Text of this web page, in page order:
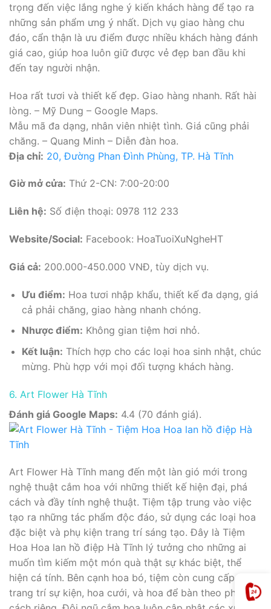
trọng đến việc lắng nghe ý kiến khách hàng để tạo ra
những sản phẩm ưng ý nhất. Dịch vụ giao hàng chu
đáo, cẩn thận là ưu điểm được nhiều khách hàng đánh
giá cao, giúp hoa luôn giữ được vẻ đẹp ban đầu khi
đến tay người nhận.
Hoa rất tươi và thiết kế đẹp. Giao hàng nhanh. Rất hài
lòng. – Mỹ Dung – Google Maps.
Mẫu mã đa dạng, nhân viên nhiệt tình. Giá cũng phải
chăng. – Quang Minh – Diễn đàn hoa.
Địa chỉ: 20, Đường Phan Đình Phùng, TP. Hà Tĩnh
Giờ mở cửa: Thứ 2-CN: 7:00-20:00
Liên hệ: Số điện thoại: 0978 112 233
Website/Social: Facebook: HoaTuoiXuNgheHT
Giá cả: 200.000-450.000 VNĐ, tùy dịch vụ.
Ưu điểm: Hoa tươi nhập khẩu, thiết kế đa dạng, giá
cả phải chăng, giao hàng nhanh chóng.
Nhược điểm: Không gian tiệm hơi nhỏ.
Kết luận: Thích hợp cho các loại hoa sinh nhật, chúc
mừng. Phù hợp với mọi đối tượng khách hàng.
6. Art Flower Hà Tĩnh
Đánh giá Google Maps: 4.4 (70 đánh giá).
Art Flower Hà Tĩnh mang đến một làn gió mới trong
nghệ thuật cắm hoa với những thiết kế hiện đại, phá
cách và đầy tính nghệ thuật. Tiệm tập trung vào việc
tạo ra những tác phẩm độc đáo, sử dụng các loại hoa
đặc biệt và phụ kiện trang trí sáng tạo. Đây là Tiệm
Hoa Hoa lan hồ điệp Hà Tĩnh lý tưởng cho những ai
muốn tìm kiếm một món quà thật sự khác biệt, thể
hiện cá tính. Bên cạnh hoa bó, tiệm còn cung cấp hoa
trang trí sự kiện, hoa cưới, và hoa để bàn theo phong